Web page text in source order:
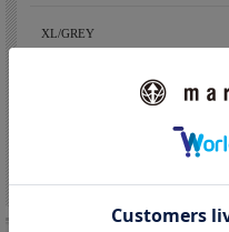
XL/GREY
返品についての詳細はこちら